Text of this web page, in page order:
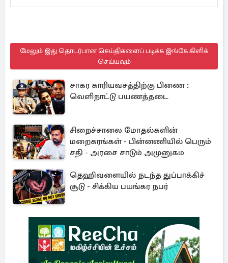
மேலும் இது தொடர்பான செய்திகளைப் படிக்க இங்கே கிளிக்
செய்யவும்
சாகர காரியவசத்திற்கு பிணை :
வெளிநாட்டு பயணத்தடை
சிறைச்சாலை மோதல்களின்
மறைகரங்கள் - பின்னணியில் பெரும்
சதி - அரசை சாடும் அமுனுகம
தெஹிவளையில் நடந்த துப்பாக்கிச்
சூடு - சிக்கிய பயங்கர நபர்